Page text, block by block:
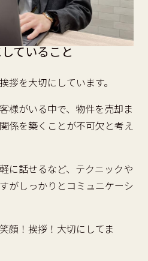
ていること
拶を大切にしています。
様がいる中で、物件を売却ま
係を築くことが不可欠と考え
に話せるなど、テクニックや
がしっかりとコミュニケーシ
顔！挨拶！大切にしてま